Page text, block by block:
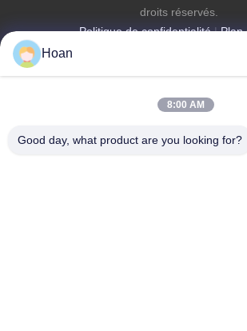
Politique de confidentialité|Plan
droits réservés.
Hoan
8:00 AM
Good day, what product are you looking for?